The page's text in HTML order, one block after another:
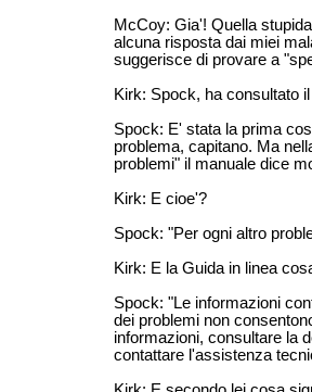
McCoy: Gia'! Quella
alcuna risposta dai miei
suggerisce di provare a
Kirk: Spock, ha consultato
Spock: E' stata la prima
problema, capitano. Ma
problemi" il manuale dice
Kirk: E cioe'?
Spock: "Per ogni altro
Kirk: E la Guida in linea
Spock: "Le informazioni
dei problemi non
informazioni, consultare la
contattare l'assistenza